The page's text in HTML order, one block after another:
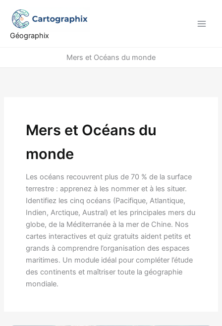
contenu
Géographix
Mers et Océans du monde
Mers et Océans du
monde
Les océans recouvrent plus de 70 % de la surface
terrestre : apprenez à les nommer et à les situer.
Identifiez les cinq océans (Pacifique, Atlantique,
Indien, Arctique, Austral) et les principales mers du
globe, de la Méditerranée à la mer de Chine. Nos
cartes interactives et quiz gratuits aident petits et
grands à comprendre l’organisation des espaces
maritimes. Un module idéal pour compléter l’étude
des continents et maîtriser toute la géographie
mondiale.